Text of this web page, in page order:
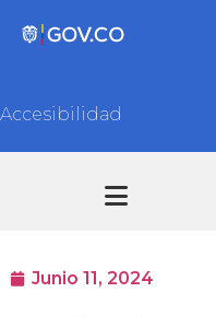
Accesibilidad
Junio 11, 2024